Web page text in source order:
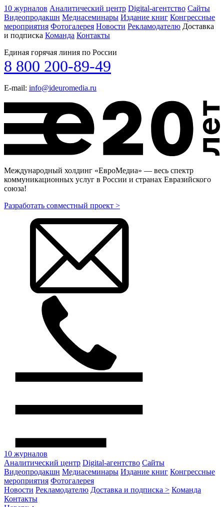
10 журналов Аналитический центр Digital-агентство Сайты
Видеопродакшн Медиасеминары Издание книг Конгрессные
мероприятия Фотогалерея Новости Рекламодателю Доставка
и подписка Команда Контакты
Единая горячая линия по России
8 800 200-89-49
E-mail: info@ideuromedia.ru
Международный холдинг «ЕвроМедиа» — весь спектр
коммуникационных услуг в России и странах Евразийского
союза!
Разработать совместный проект >
10 журналов
Аналитический центр Digital-агентство Сайты
Видеопродакшн Медиасеминары Издание книг Конгрессные
мероприятия Фотогалерея
Новости Рекламодателю Доставка и подписка > Команда
Контакты